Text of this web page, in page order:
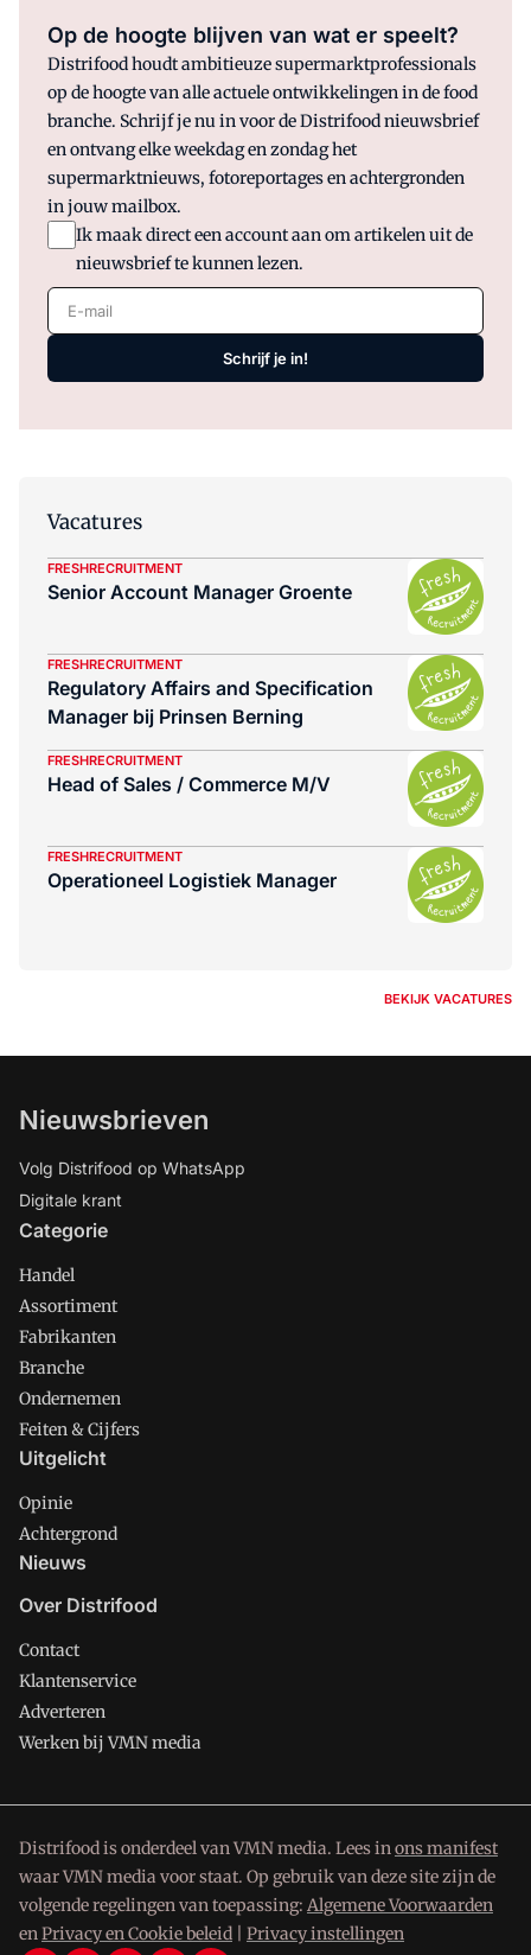
Op de hoogte blijven van wat er speelt?
Distrifood houdt ambitieuze supermarktprofessionals
op de hoogte van alle actuele ontwikkelingen in de food
branche. Schrijf je nu in voor de Distrifood nieuwsbrief
en ontvang elke weekdag en zondag het
supermarktnieuws, fotoreportages en achtergronden
in jouw mailbox.
Ik maak direct een account aan om artikelen uit de
nieuwsbrief te kunnen lezen.
E-mail
Schrijf je in!
Vacatures
FRESHRECRUITMENT
Senior Account Manager Groente
FRESHRECRUITMENT
Regulatory Affairs and Specification
Manager bij Prinsen Berning
FRESHRECRUITMENT
Head of Sales / Commerce M/V
FRESHRECRUITMENT
Operationeel Logistiek Manager
BEKIJK VACATURES
Nieuwsbrieven
Volg Distrifood op WhatsApp
Digitale krant
Categorie
Handel
Assortiment
Fabrikanten
Branche
Ondernemen
Feiten & Cijfers
Uitgelicht
Opinie
Achtergrond
Nieuws
Over Distrifood
Contact
Klantenservice
Adverteren
Werken bij VMN media
Distrifood is onderdeel van VMN media. Lees inons manifest
waar VMN media voor staat. Op gebruik van deze site zijn de
volgende regelingen van toepassing: Algemene Voorwaarden
enPrivacy en Cookie beleid Privacy instellingen